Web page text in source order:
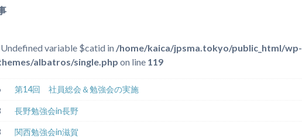
Undefined variable $catid in /home/kaica/jpsma.tokyo/public_html/wp-
albatros/single.php on line 119
第14回 社員総会＆勉強会の実施
長野勉強会in長野
関西勉強会in滋賀